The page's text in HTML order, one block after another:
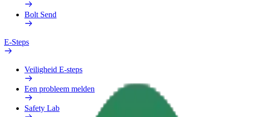
Bolt Send
E-Steps
Veiligheid E-steps
Een probleem melden
Safety Lab